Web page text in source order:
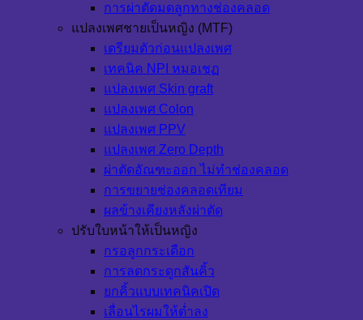
การผ่าตัดมดลูกทางช่องคลอด
แปลงเพศชายเป็นหญิง (MTF)
เตรียมตัวก่อนแปลงเพศ
เทคนิค NPI หมอเชฏ
แปลงเพศ Skin graft
แปลงเพศ Colon
แปลงเพศ PPV
แปลงเพศ Zero Depth
ผ่าตัดอัณฑะออก ไม่ทำช่องคลอด
การขยายช่องคลอดเทียม
ผลข้างเคียงหลังผ่าตัด
ปรับใบหน้าให้เป็นหญิง
กรอลูกกระเดือก
การลดกระดูกสันคิ้ว
ยกคิ้วแบบเทคนิคเปิด
เลื่อนไรผมให้ต่ำลง